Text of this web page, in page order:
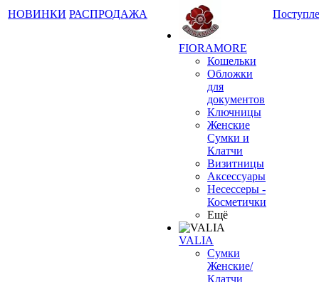
НОВИНКИ РАСПРОДАЖА
FIORAMORE
Кошельки
Обложки
для
документов
Ключницы
Женские
Сумки и
Клатчи
Визитницы
Аксессуары
Несессеры -
Косметички
Ещё
VALIA
Сумки
Женские/
Клатчи